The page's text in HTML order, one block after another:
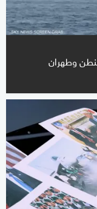
وطهران